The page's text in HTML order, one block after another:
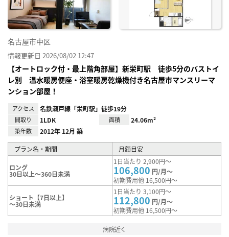
名古屋市中区
情報更新日 2026/08/02 12:47
【オートロック付・最上階角部屋】新栄町駅 徒歩5分のバストイ
レ別 温水暖房便座・浴室暖房乾燥機付き名古屋市マンスリーマ
ンション部屋！
アクセス 名鉄瀬戸線「栄町駅」徒歩19分
間取り 1LDK 面積 24.06m²
築年数 2012年 12月 築
プラン名・期間 月額目安
ロング
30日以上～360日未満
1日当たり 2,900円～
106,800 円/月～
初期費用他 16,500円～
ショート【7日以上】
～30日未満
1日当たり 3,100円～
112,800 円/月～
初期費用他 16,500円～
病院近く